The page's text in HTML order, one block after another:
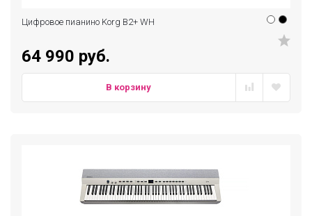
Цифровое пианино Korg B2+ WH
64 990 руб.
В корзину